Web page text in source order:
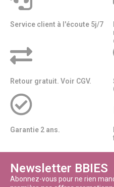
Service client à l'écoute 5j/7
Retour gratuit. Voir CGV.
Garantie 2 ans.
Newsletter BBIES
Abonnez-vous pour ne rien